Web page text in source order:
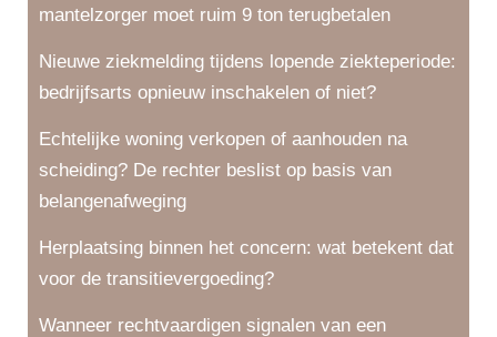
mantelzorger moet ruim 9 ton terugbetalen
Nieuwe ziekmelding tijdens lopende ziekteperiode:
bedrijfsarts opnieuw inschakelen of niet?
Echtelijke woning verkopen of aanhouden na
scheiding? De rechter beslist op basis van
belangenafweging
Herplaatsing binnen het concern: wat betekent dat
voor de transitievergoeding?
Wanneer rechtvaardigen signalen van een